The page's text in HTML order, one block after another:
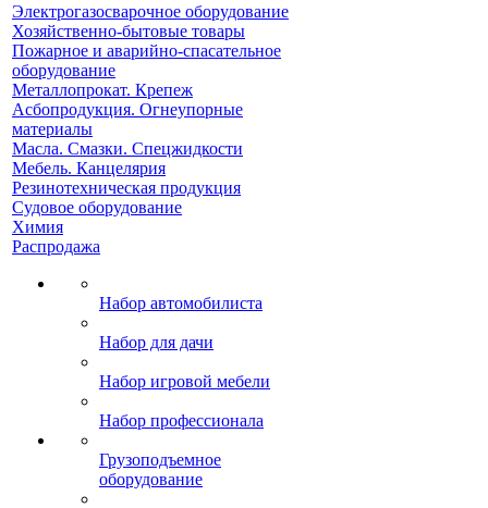
Электрогазосварочное оборудование
Хозяйственно-бытовые товары
Пожарное и аварийно-спасательное
оборудование
Металлопрокат. Крепеж
Асбопродукция. Огнеупорные
материалы
Масла. Смазки. Спецжидкости
Мебель. Канцелярия
Резинотехническая продукция
Судовое оборудование
Химия
Распродажа
Набор автомобилиста
Набор для дачи
Набор игровой мебели
Набор профессионала
Грузоподъемное
оборудование